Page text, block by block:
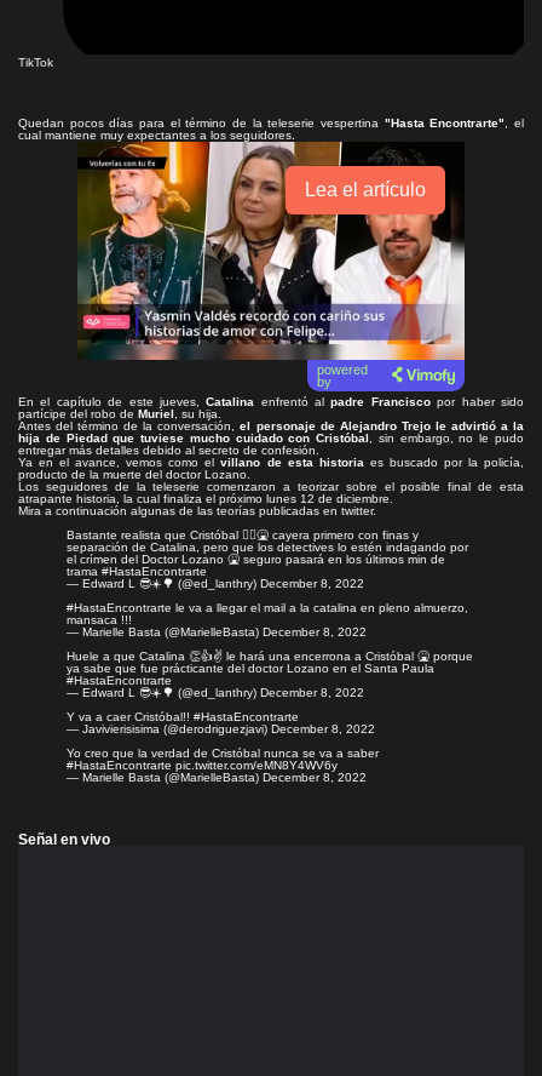
TikTok
Quedan pocos días para el término de la teleserie vespertina "Hasta Encontrarte"
, el
cual mantiene muy expectantes a los seguidores.
Lea el artículo
powered
by
En el capítulo de este jueves,Catalina enfrentó alpadre Franciscopor haber sido
partícipe del robo de Muriel , su hija.
Antes del término de la conversación,el personaje de Alejandro Trejo le advirtió a la
hija de Piedad que tuviese mucho cuidado con Cristóbal
, sin embargo, no le pudo
entregar más detalles debido al secreto de confesión.
Ya en el avance, vemos como elvillano de esta historia es buscado por la policía,
producto de la muerte del doctor Lozano.
Los seguidores de la teleserie comenzaron a teorizar sobre el posible final de esta
atrapante historia, la cual finaliza el próximo lunes 12 de diciembre
Mira a continuación algunas de las teorías publicadas en twitter.
Bastante realista que Cristóbal 🤦‍♂️🤮 cayera primero con finas y
separación de Catalina, pero que los detectives lo estén indagando por
el crímen del Doctor Lozano 🤮 seguro pasará en los últimos min de
trama #HastaEncontrarte
— Edward L 😎☀️🌳 (@ed_lanthry) December 8, 2022
#HastaEncontrarte le va a llegar el mail a la catalina en pleno almuerzo,
mansaca !!!
— Marielle Basta (@MarielleBasta) December 8, 2022
Huele a que Catalina 👏👍✌️ le hará una encerrona a Cristóbal 🤮 porque
ya sabe que fue prácticante del doctor Lozano en el Santa Paula
#HastaEncontrarte
— Edward L 😎☀️🌳 (@ed_lanthry) December 8, 2022
Y va a caer Cristóbal!! #HastaEncontrarte
— Javivierisisima (@derodriguezjavi) December 8, 2022
Yo creo que la verdad de Cristóbal nunca se va a saber
#HastaEncontrarte pic.twitter.com/eMN8Y4WV6y
— Marielle Basta (@MarielleBasta) December 8, 2022
Señal en vivo